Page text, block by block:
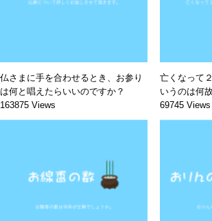
仏さまに手を合わせるとき、お参り
は何と唱えたらいいのですか？
163875 Views
亡くなって
いうのは何
69745 Views